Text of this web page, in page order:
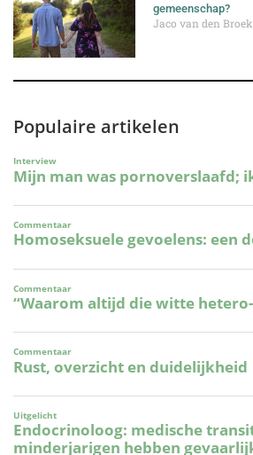
gemeenschap?
Jaco van den Broek
Populaire artikelen